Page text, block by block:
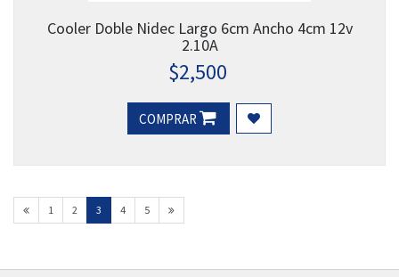
Cooler Doble Nidec Largo 6cm Ancho 4cm 12v
2.10A
$2,500
COMPRAR
1 2 3 4 5